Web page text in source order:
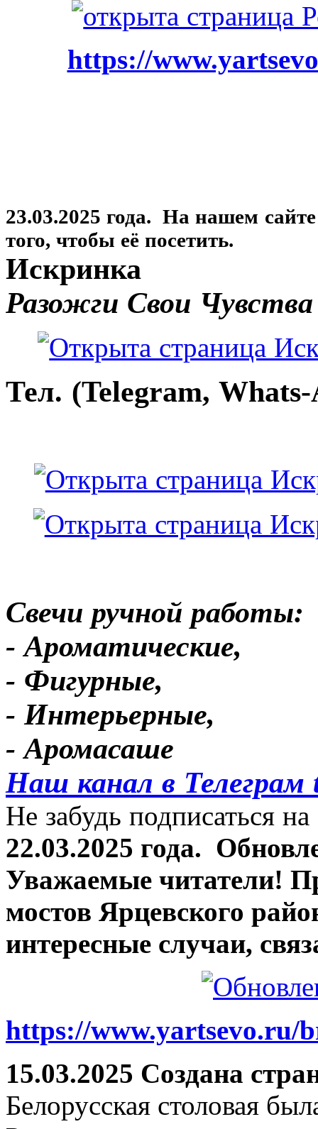
https://
23.03.2025 года. На нашем
того, чтобы её посетить.
Искринка
Разожги Свои Чувства
Тел. (Telegram,
Свечи ручной работы:
- Ароматические,
- Фигурные,
- Интерьерные,
- Аромасаше
Наш канал в Телеграм
Не забудь подписаться
22.03.2025 года.
Уважаемые читатели!
мостов Ярцевского
интересные случаи,
https://www.yartsevo.ru/
15.03.2025 Создана
Белорусская столовая